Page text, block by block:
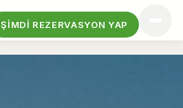
ŞIMDI REZERVASYON YAP